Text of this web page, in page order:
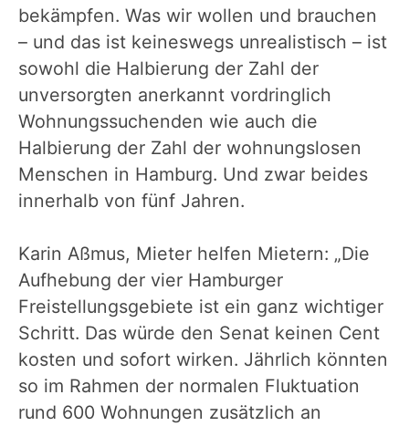
bekämpfen. Was wir wollen und brauchen
– und das ist keineswegs unrealistisch – ist
sowohl die Halbierung der Zahl der
unversorgten anerkannt vordringlich
Wohnungssuchenden wie auch die
Halbierung der Zahl der wohnungslosen
Menschen in Hamburg. Und zwar beides
innerhalb von fünf Jahren.
Karin Aßmus, Mieter helfen Mietern: „Die
Aufhebung der vier Hamburger
Freistellungsgebiete ist ein ganz wichtiger
Schritt. Das würde den Senat keinen Cent
kosten und sofort wirken. Jährlich könnten
so im Rahmen der normalen Fluktuation
rund 600 Wohnungen zusätzlich an